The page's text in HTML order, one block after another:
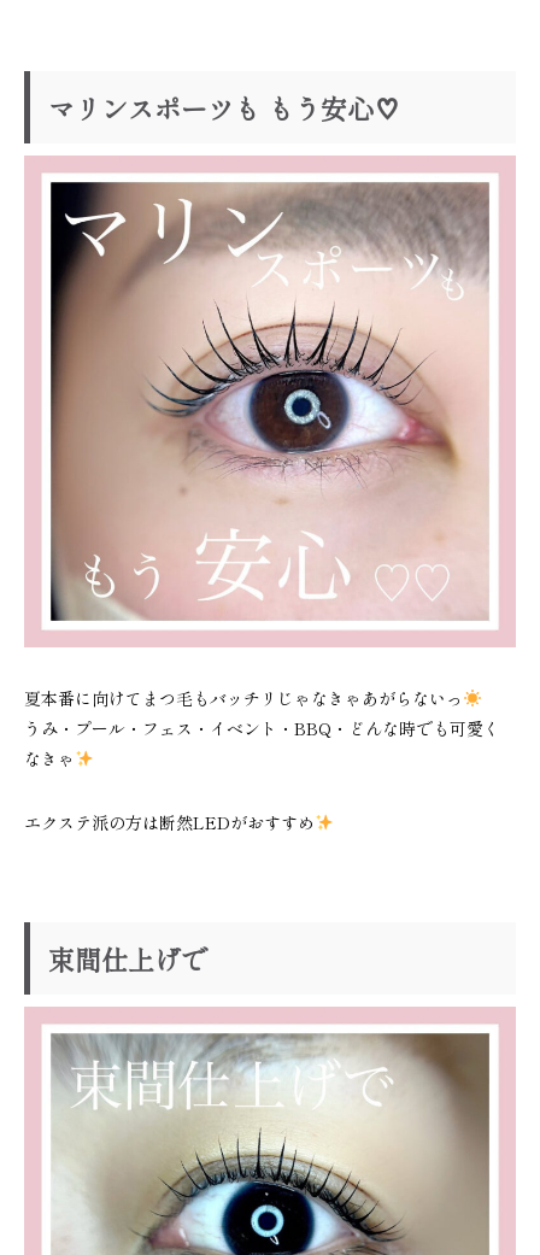
マリンスポーツも もう安心♡
夏本番に向けてまつ毛もバッチリじゃなきゃあがらないっ
うみ・プール・フェス・イベント・BBQ・どんな時でも可愛く
なきゃ
エクステ派の方は断然LEDがおすすめ
束間仕上げで